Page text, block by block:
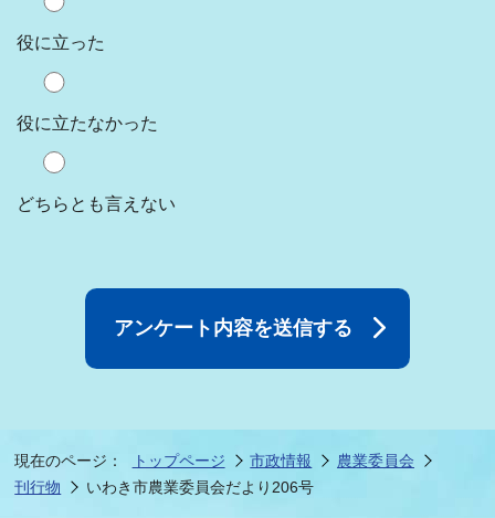
役に立った
役に立たなかった
どちらとも言えない
現在のページ： トップページ 市政情報
農業委員会
刊行物
いわき市農業委員会だより206号